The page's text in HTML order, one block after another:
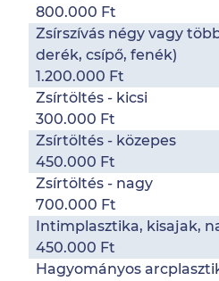
800.000 Ft
Zsírszívás négy vagy
derék, csípő, fenék)
1.200.000 Ft
Zsírtöltés - kicsi
300.000 Ft
Zsírtöltés - közepes
450.000 Ft
Zsírtöltés - nagy
700.000 Ft
Intimplasztika, kisajak,
450.000 Ft
Hagyományos